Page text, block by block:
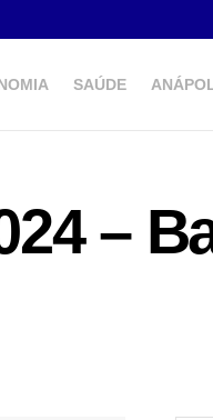
SAÚDE
–